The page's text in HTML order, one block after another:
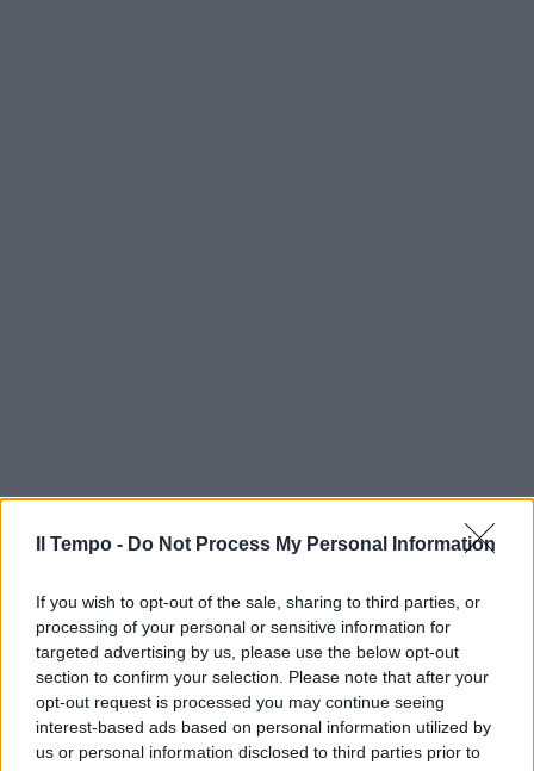
Il Tempo - Do Not Process My Personal Information
If you wish to opt-out of the sale, sharing to third parties, or
processing of your personal or sensitive information for
targeted advertising by us, please use the below opt-out
section to confirm your selection. Please note that after your
opt-out request is processed you may continue seeing
interest-based ads based on personal information utilized by
us or personal information disclosed to third parties prior to